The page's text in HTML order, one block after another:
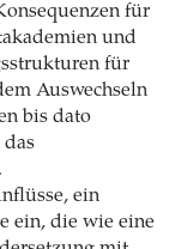
für
und
für
Auswechseln
bis dato
ein
ein, die wie eine